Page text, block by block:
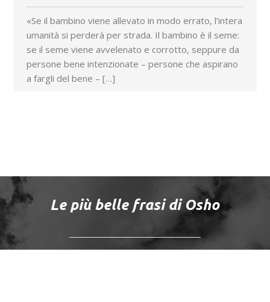
«Se il bambino viene allevato in modo errato, l’intera
umanità si perderà per strada. Il bambino è il seme:
se il seme viene avvelenato e corrotto, seppure da
persone bene intenzionate – persone che aspirano
a fargli del bene – […]
Le più belle frasi di Osho